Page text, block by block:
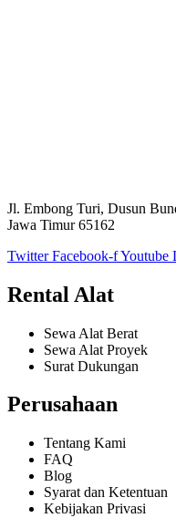
Jl. Embong Turi, Dusun
Jawa Timur 65162
Twitter Facebook-fYoutube
Rental Alat
Sewa Alat Berat
Sewa Alat Proyek
Surat Dukungan
Perusahaan
Tentang Kami
FAQ
Blog
Syarat dan Ketentuan
Kebijakan Privasi